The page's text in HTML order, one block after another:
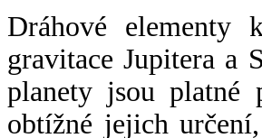
Dráhové elementy
gravitace Jupitera a
planety jsou platné
obtížné jejich